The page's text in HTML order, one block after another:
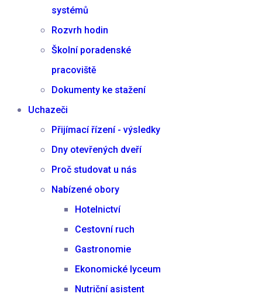
systémů
Rozvrh hodin
Školní poradenské
pracoviště
Dokumenty ke stažení
Uchazeči
Přijímací řízení - výsledky
Dny otevřených dveří
Proč studovat u nás
Nabízené obory
Hotelnictví
Cestovní ruch
Gastronomie
Ekonomické lyceum
Nutriční asistent